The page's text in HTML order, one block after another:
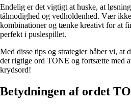
Endelig er det vigtigt at huske, at
tålmodighed og vedholdenhed. Vær
kombinationer og tænke kreativt for at
perfekt i puslespillet.
Med disse tips og strategier håber vi,
det rigtige ord TONE og fortsætte med
krydsord!
Betydningen af ordet